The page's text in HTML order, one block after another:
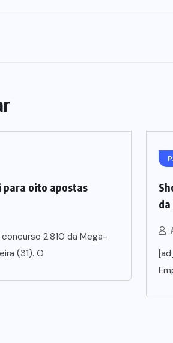
para oito apostas
2.810 da Mega-
(31). O